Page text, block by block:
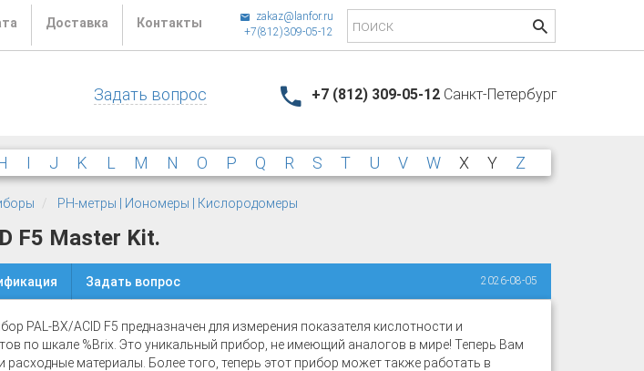
Доставка Контакты
zakaz@lanfor.ru
+7(812)309-05-12
Задать вопрос +7 (812) 309-05-12 Санкт-Петербург
I J K L M N O P Q R S T U VW X Y Z
PH-метры | Иономеры | Кислородомеры
F5 Master Kit.
Задать вопрос 2026-08-05
PAL-BX/ACID F5 предназначен для измерения показателя кислотности и
по шкале %Brix. Это уникальный прибор, не имеющий аналогов в мире! Теперь Вам
расходные материалы. Более того, теперь этот прибор может также работать в